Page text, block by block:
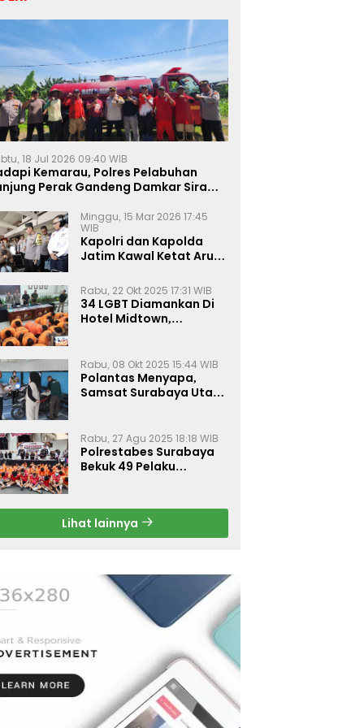
18 Jul 2026 09:40 WIB
Kemarau, Polres Pelabuhan
Perak Gandeng Damkar Siram
Minggu, 15 Mar 2026 17:45
WIB
Kapolri dan Kapolda
Jatim Kawal Ketat Arus
Rabu, 22 Okt 2025 17:31 WIB
34 LGBT Diamankan Di
Hotel Midtown,
Rabu, 08 Okt 2025 15:44 WIB
Polantas Menyapa,
Samsat Surabaya Utara
Rabu, 27 Agu 2025 18:18 WIB
Polrestabes Surabaya
Bekuk 49 Pelaku
Gratis
Lihat lainnya